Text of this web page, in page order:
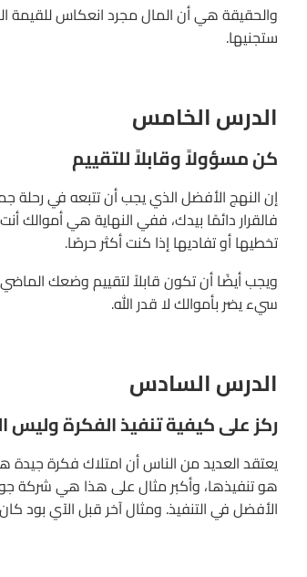
والحقيقة هي أن المال مجرد انعكاس للقيمة
ستجنيها.
الدرس الخامس
كن مسؤولاً وقابلاً للتقييم
إن النهج الأفضل الذي يجب أن تتبعه في رحلة
فالقرار دائمًا بيدك، ففي النهاية هي أموالك
تخطيها أو تفاديها إذا كنت أكثر حرصًا.
ويجب أيضًا أن تكون قابلاً لتقييم وضعك
سيء يضر بأموالك لا قدر الله.
الدرس السادس
ركز على كيفية تنفيذ الفكرة وليس
يعتقد العديد من الناس أن امتلاك فكرة جيدة
هو تنفيذها، وأكبر مثال على هذا هي شركة
الأفضل في التنفيذ. ومثال آخر قبل الآي بود